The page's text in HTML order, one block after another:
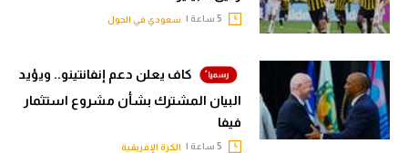
سعودي في الجول
كاف يعلن دعم إنفانتينو.. ويؤيد
البيان المشترك بشأن مشروع استثمار
فيفا
الكرة الإفريقية